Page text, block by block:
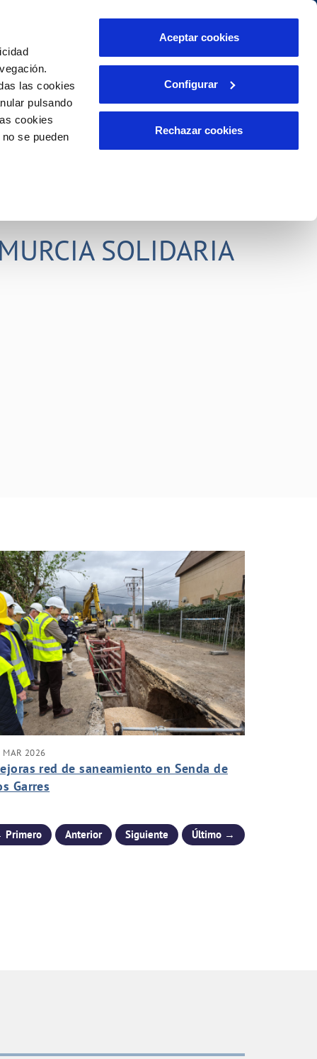
las cookies
pulsando
cookies
se pueden
Aceptar cookies
Configurar
Rechazar cookies
INCIDENCIAS
Comunica anomalías o posibles
PORTAL DE TRANSPARENCIA
Área de clientes
SOLIDARIA
MAR 2026
red de saneamiento en Senda de
Garres
Anterior Siguiente Último →